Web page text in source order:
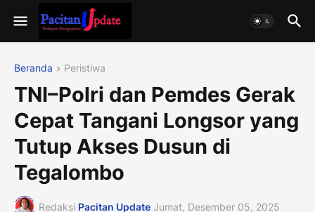
Beranda Peristiwa
TNI–Polri dan Pemdes Gerak
Cepat Tangani Longsor yang
Tutup Akses Dusun di
Tegalombo
Redaksi Pacitan Update Jumat, Desember 05, 2025